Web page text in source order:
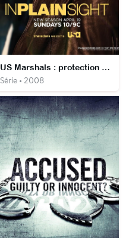
US Marshals : protection de témoins
Série • 2008